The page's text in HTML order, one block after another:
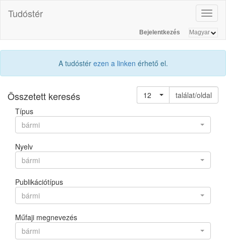
Tudóstér
Bejelentkezés
A tudóstér ezen a linken érhető el.
Összetett keresés 12
találat/oldal
Típus
bármi
Nyelv
bármi
Publikációtípus
bármi
Műfaji megnevezés
bármi